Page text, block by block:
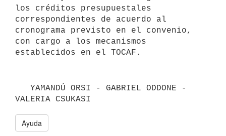
los créditos presupuestales
correspondientes de acuerdo al
cronograma previsto en el convenio,
con cargo a los mecanismos
establecidos en el TOCAF.
Ayuda